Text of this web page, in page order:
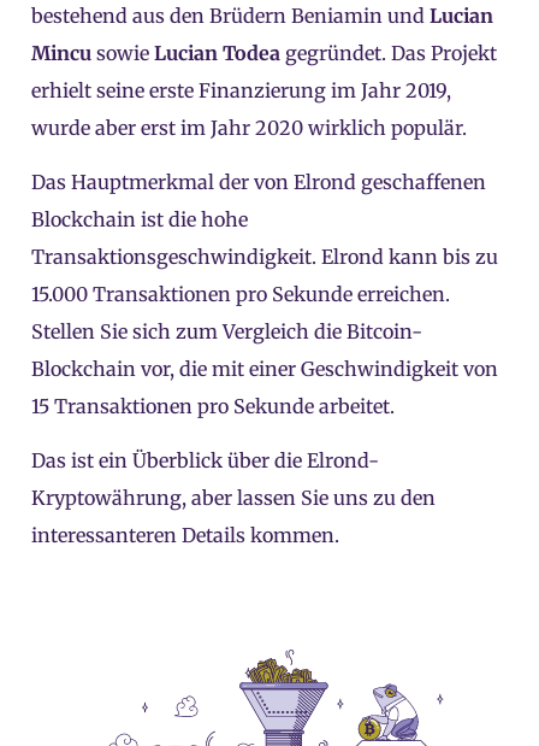
bestehend aus den Brüdern Beniamin und Lucian
Mincu sowie Lucian Todea gegründet. Das Projekt
erhielt seine erste Finanzierung im Jahr 2019,
wurde aber erst im Jahr 2020 wirklich populär.
Das Hauptmerkmal der von Elrond geschaffenen
Blockchain ist die hohe
Transaktionsgeschwindigkeit. Elrond kann bis zu
15.000 Transaktionen pro Sekunde erreichen.
Stellen Sie sich zum Vergleich die Bitcoin-
Blockchain vor, die mit einer Geschwindigkeit von
15 Transaktionen pro Sekunde arbeitet.
Das ist ein Überblick über die Elrond-
Kryptowährung, aber lassen Sie uns zu den
interessanteren Details kommen.